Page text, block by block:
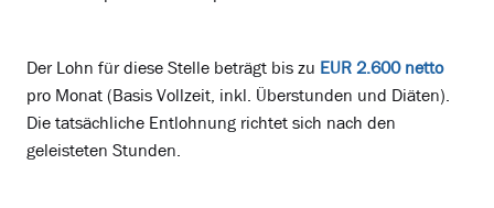
Der Lohn für diese Stelle beträgt bis zu EUR 2.600 netto
pro Monat (Basis Vollzeit, inkl. Überstunden und Diäten).
Die tatsächliche Entlohnung richtet sich nach den
geleisteten Stunden.